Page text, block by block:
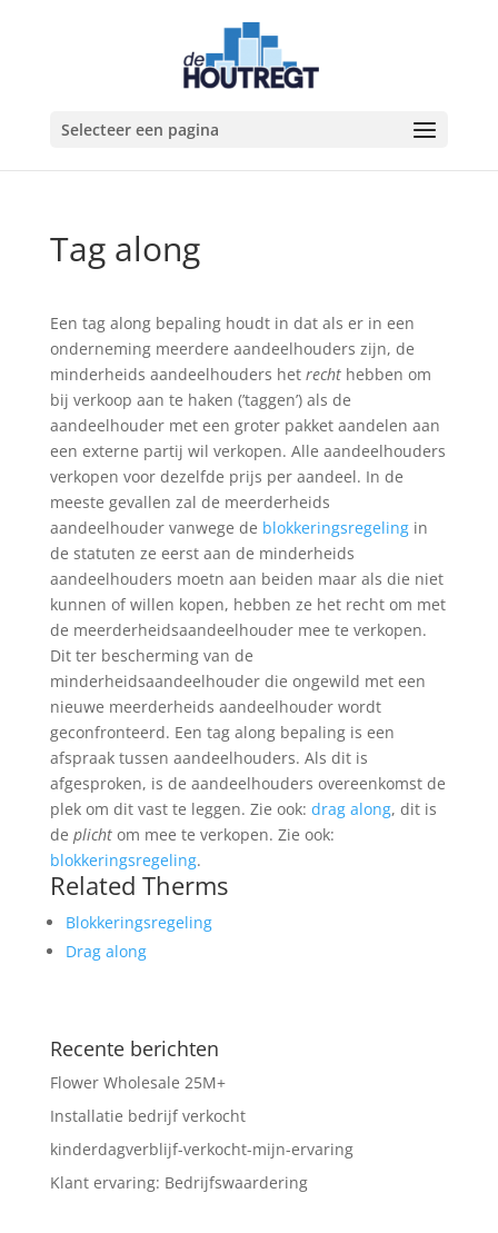
Selecteer een pagina
Tag along
Een tag along bepaling houdt in dat als er in een
onderneming meerdere aandeelhouders zijn, de
minderheids aandeelhouders het rechthebben om
bij verkoop aan te haken (’taggen’) als de
aandeelhouder met een groter pakket aandelen aan
een externe partij wil verkopen. Alle aandeelhouders
verkopen voor dezelfde prijs per aandeel. In de
meeste gevallen zal de meerderheids
aandeelhouder vanwege de blokkeringsregelingin
de statuten ze eerst aan de minderheids
aandeelhouders moetn aan beiden maar als die niet
kunnen of willen kopen, hebben ze het recht om met
de meerderheidsaandeelhouder mee te verkopen.
Dit ter bescherming van de
minderheidsaandeelhouder die ongewild met een
nieuwe meerderheids aandeelhouder wordt
geconfronteerd. Een tag along bepaling is een
afspraak tussen aandeelhouders. Als dit is
afgesproken, is de aandeelhouders overeenkomst de
plek om dit vast te leggen. Zie ook: drag along, dit is
de plichtom mee te verkopen. Zie ook:
blokkeringsregeling.
Related Therms
Blokkeringsregeling
Drag along
Recente berichten
Flower Wholesale 25M+
Installatie bedrijf verkocht
kinderdagverblijf-verkocht-mijn-ervaring
Klant ervaring: Bedrijfswaardering